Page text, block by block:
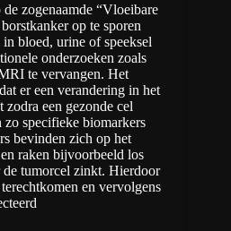
zogenaamde “Vloeibare
op te sporen
bloed, urine of speeksel
onderzoeken zoals
te vervangen. Het
er een verandering in het
zodra een gezonde cel
zo specifieke biomarkers
bevinden zich op het
raken bijvoorbeeld los
tumorcel zinkt. Hierdoor
en vervolgens